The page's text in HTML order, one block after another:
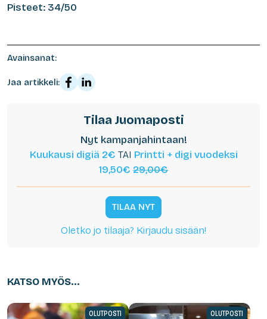
Pisteet: 34/50
Avainsanat:
Jaa artikkeli:
Tilaa Juomaposti
Nyt kampanjahintaan!
Kuukausi digiä 2€ TAI Printti + digi vuodeksi
19,50€ 29,00€
TILAA NYT
Oletko jo tilaaja? Kirjaudu sisään!
KATSO MYÖS...
OLUTPOSTI OLUTPOSTI